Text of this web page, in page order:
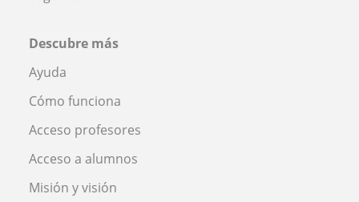
Descubre más
Ayuda
Cómo funciona
Acceso profesores
Acceso a alumnos
Misión y visión